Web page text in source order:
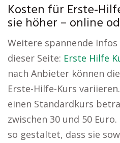
Kosten für Erste-
sie höher – online
Weitere spannende
dieser Seite: Erste Hilfe
nach Anbieter können
Erste-Hilfe-Kurs
einen Standardkurs
zwischen 30 und 50
so gestaltet, dass sie